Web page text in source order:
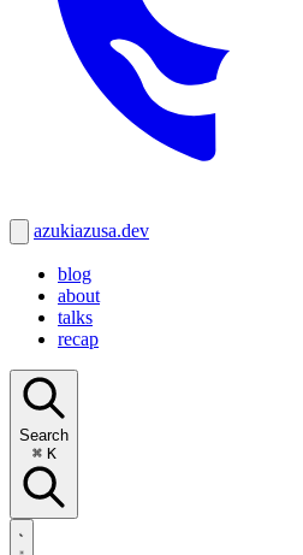
azukiazusa.dev
blog
about
talks
recap
Search
⌘ K